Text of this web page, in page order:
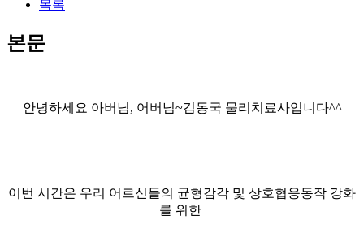
목록
본문
안녕하세요 아버님, 어버님~김동국 물리치료사입니다^^
이번 시간은 우리 어르신들의 균형감각 및 상호협응동작 강화
를 위한